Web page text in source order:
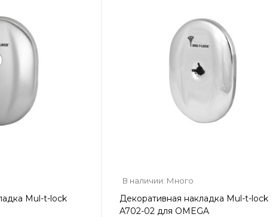
Mul-t-lock
В наличии: Много
Декоративная накладка Mul-t-lock
A702-02 для OMEGA